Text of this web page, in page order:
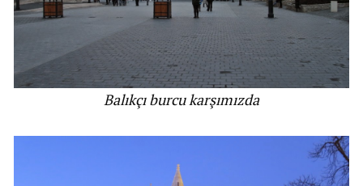
Balıkçı burcu karşımızda